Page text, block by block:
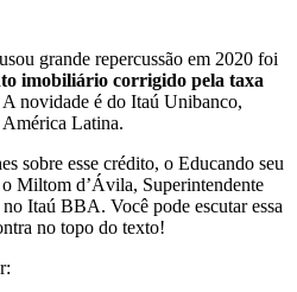
grande repercussão em 2020 foi
imobiliário corrigido pela taxa
A novidade é do Itaú Unibanco,
Latina.
sobre esse crédito, o Educando seu
Miltom d’Ávila, Superintendente
Itaú BBA. Você pode escutar essa
no topo do texto!